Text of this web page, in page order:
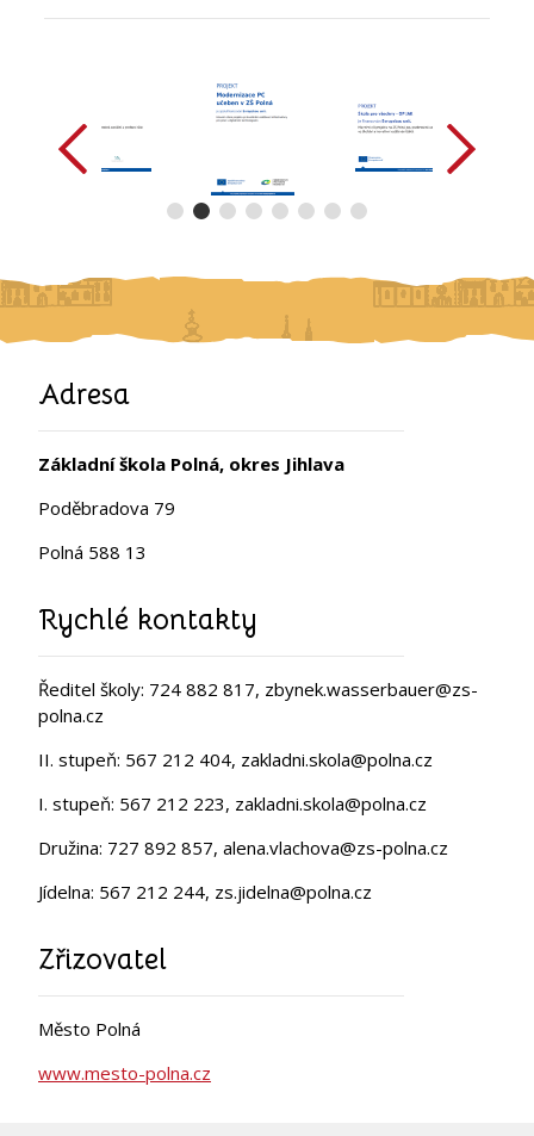
Adresa
Základní škola Polná, okres Jihlava
Poděbradova 79
Polná 588 13
Rychlé kontakty
Ředitel školy: 724 882 817, zbynek.wasserbauer@zs-
polna.cz
II. stupeň: 567 212 404, zakladni.skola@polna.cz
I. stupeň: 567 212 223, zakladni.skola@polna.cz
Družina: 727 892 857, alena.vlachova@zs-polna.cz
Jídelna: 567 212 244, zs.jidelna@polna.cz
Zřizovatel
Město Polná
www.mesto-polna.cz